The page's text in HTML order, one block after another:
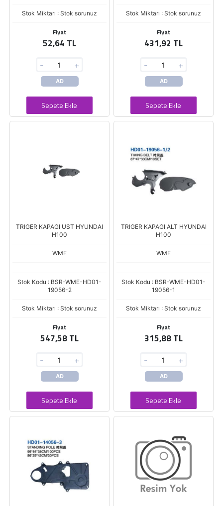
Stok Miktarı : Stok sorunuz
Fiyat
52,64 TL
- +
AD
Sepete Ekle
Stok Miktarı : Stok sorunuz
Fiyat
431,92 TL
- +
AD
Sepete Ekle
TRIGER KAPAGI UST HYUNDAI
H100
WME
Stok Kodu : BSR-WME-HD01-
19056-2
Stok Miktarı : Stok sorunuz
Fiyat
547,58 TL
- +
AD
Sepete Ekle
TRIGER KAPAGI ALT HYUNDAI
H100
WME
Stok Kodu : BSR-WME-HD01-
19056-1
Stok Miktarı : Stok sorunuz
Fiyat
315,88 TL
- +
AD
Sepete Ekle